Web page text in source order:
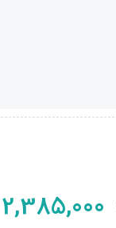
2,385,000